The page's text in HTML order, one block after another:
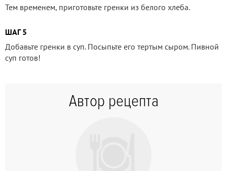
Тем временем, приготовьте гренки из белого хлеба.
ШАГ 5
Добавьте гренки в суп. Посыпьте его тертым сыром. Пивной
суп готов!
Автор рецепта